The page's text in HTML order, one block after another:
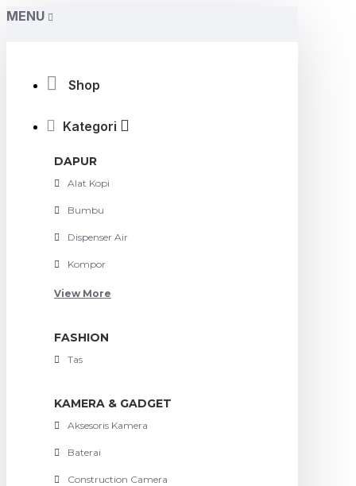
MENU
Shop
Kategori
DAPUR
Alat Kopi
Bumbu
Dispenser Air
Kompor
View More
FASHION
Tas
KAMERA & GADGET
Aksesoris Kamera
Baterai
Construction Camera